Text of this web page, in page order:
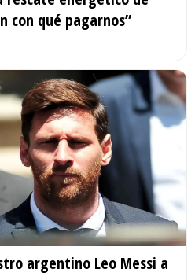
con qué pagarnos”
argentino Leo Messi a